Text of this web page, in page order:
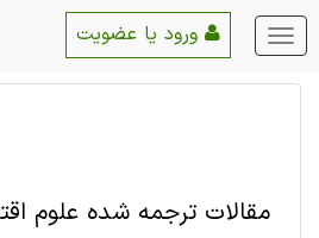
منو
اصلی
مقالات ترجمه شده علوم